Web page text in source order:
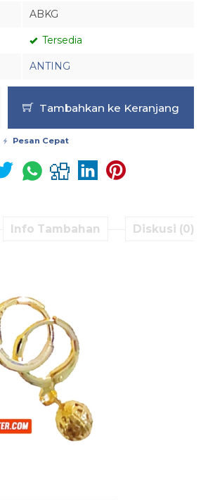
ABKG
Tersedia
ANTING
Tambahkan ke Keranjang
Pesan Cepat
Info Tambahan Diskusi (0)